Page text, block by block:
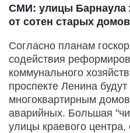
СМИ: улицы Барнаула
от сотен старых домов
Согласно планам
содействия
коммунального
проспекте Ленина
многоквартирным
аварийных. Большая
улицы краевого центра,